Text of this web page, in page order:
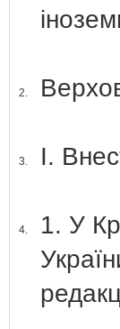
2.
3. І.
4.
1. У